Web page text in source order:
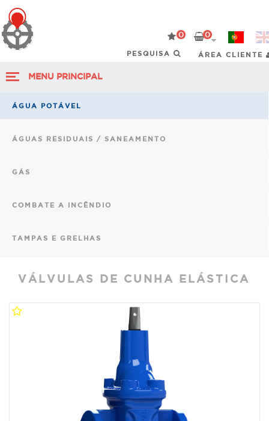
0 0
ÁREA CLIENTE
MENU PRINCIPAL
ÁGUA POTÁVEL
ÁGUAS RESIDUAIS / SANEAMENTO
GÁS
COMBATE A INCÊNDIO
TAMPAS E GRELHAS
VÁLVULAS DE CUNHA ELÁSTICA